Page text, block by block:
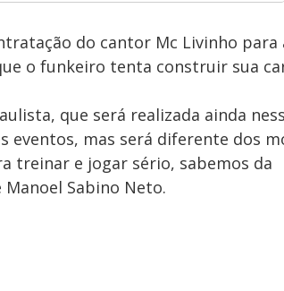
do cantor Mc Livinho para
o funkeiro tenta construir sua
que será realizada ainda
eventos, mas será diferente dos
treinar e jogar sério, sabemos da
Sabino Neto.